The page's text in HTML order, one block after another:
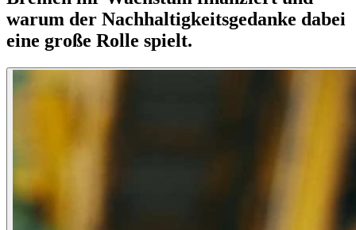
warum der Nachhaltigkeitsgedanke dabei
eine große Rolle spielt.